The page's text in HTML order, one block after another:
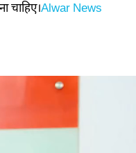
चाहिए।Alwar News